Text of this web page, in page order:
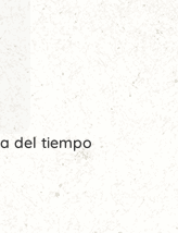
del tiempo